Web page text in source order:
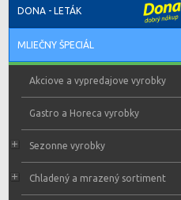
DONA - LETÁK
MLIEČNY ŠPECIÁL
Akciove a vypredajove vyrobky
Gastro a Horeca vyrobky
Sezonne vyrobky
Chladený a mrazený sortiment